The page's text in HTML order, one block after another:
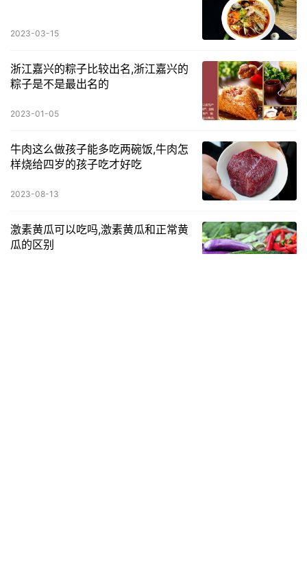
2023-03-15
浙江嘉兴的粽子比较出名,浙江嘉兴的
粽子是不是最出名的
2023-01-05
牛肉这么做孩子能多吃两碗饭,牛肉怎
样烧给四岁的孩子吃才好吃
2023-08-13
激素黄瓜可以吃吗,激素黄瓜和正常黄
瓜的区别